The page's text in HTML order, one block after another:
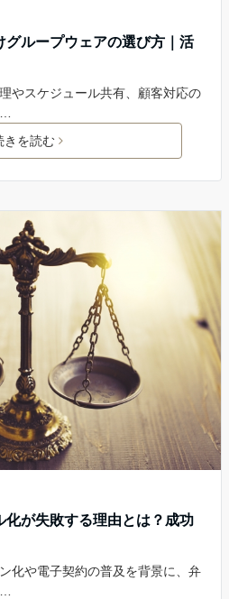
グループウェアの選び方｜活
やスケジュール共有、顧客対応の
きを読む
化が失敗する理由とは？成功
化や電子契約の普及を背景に、弁